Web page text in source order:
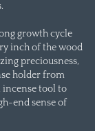
growth cycle
inch of the wood
preciousness,
holder from
tool to
end sense of